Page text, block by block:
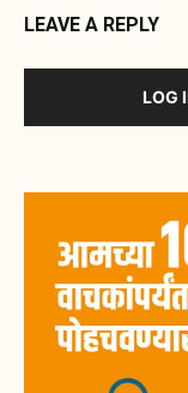
LEAVE A REPLY
LOG